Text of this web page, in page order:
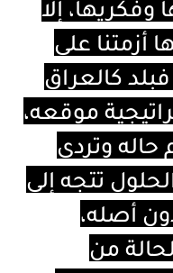
وفكريها، إلا
أزمتنا على
كالعراق
موقعه،
وتردي
تتجه إلى
أصله،
من